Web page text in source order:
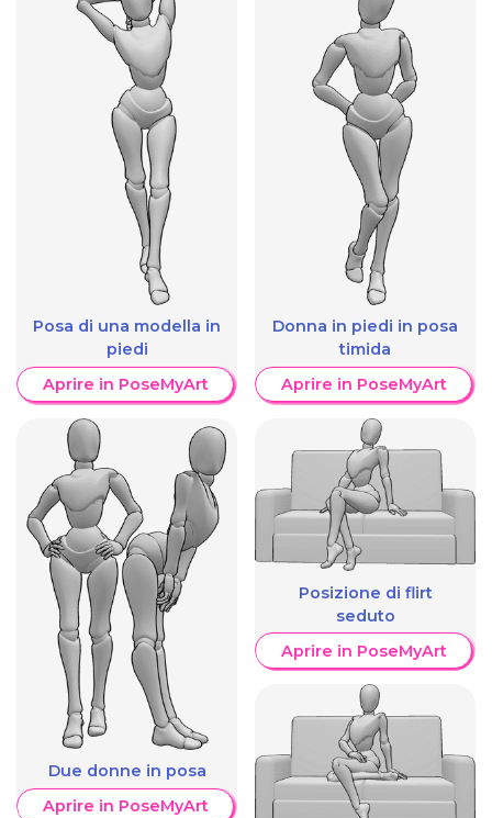
Posa di una modella in
piedi
Aprire in PoseMyArt
Due donne in posa
Aprire in PoseMyArt
Donna in piedi in posa
timida
Aprire in PoseMyArt
Posizione di flirt
seduto
Aprire in PoseMyArt